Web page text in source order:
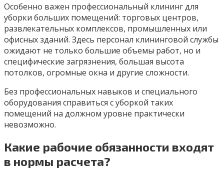
Особенно важен профессиональный клининг для
уборки больших помещений: торговых центров,
развлекательных комплексов, промышленных или
офисных зданий. Здесь персонал клининговой службы
ожидают не только большие объемы работ, но и
специфические загрязнения, большая высота
потолков, огромные окна и другие сложности.
Без профессиональных навыков и специального
оборудования справиться с уборкой таких
помещений на должном уровне практически
невозможно.
Какие рабочие обязанности входят
в нормы расчета?